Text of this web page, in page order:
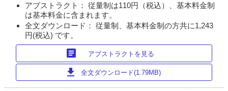
アブストラクト： 従量制は110円（税込）、基本料金制
は基本料金に含まれます。
全文ダウンロード： 従量制、基本料金制の方共に1,243
円(税込) です。
article アブストラクトを見る
download 全文ダウンロード(1.79MB)